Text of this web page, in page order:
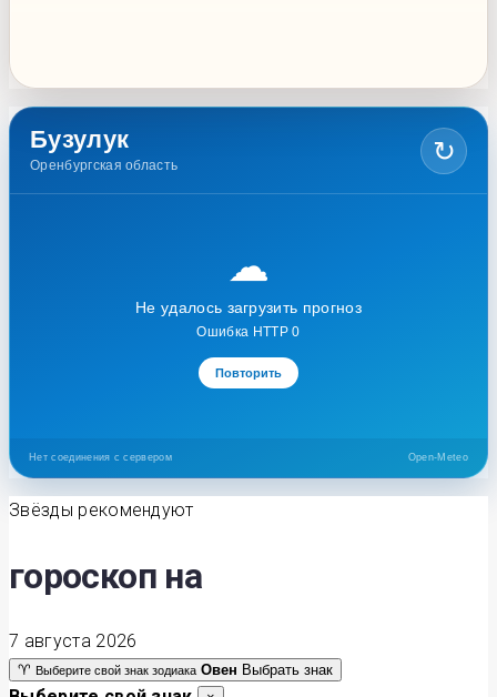
Бузулук
Оренбургская область ↻
☁
Не удалось загрузить прогноз
Ошибка HTTP 0
Повторить
Нет соединения с сервером Open-Meteo
Звёзды рекомендуют
гороскоп на
7 августа 2026
♈ Выберите свой знак зодиака Овен Выбрать знак